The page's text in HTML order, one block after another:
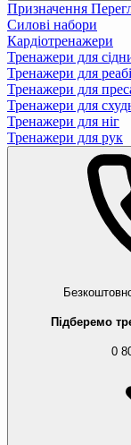
Призначення
Силові набори
Кардіотренажери
Тренажери для
Тренажери для
Тренажери для
Тренажери для
Тренажери для ніг
Тренажери для рук
Підберемо
0